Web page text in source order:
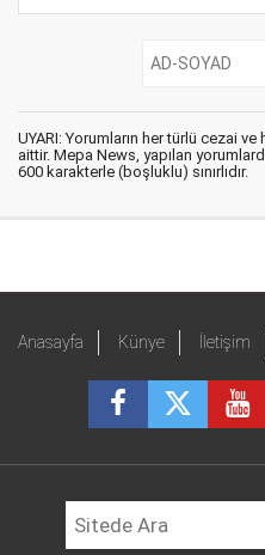
UYARI: Yorumların her türlü cezai
aittir. Mepa News, yapılan
600 karakterle (boşluklu) sınırlıdır.
Anasayfa Künye İletişim